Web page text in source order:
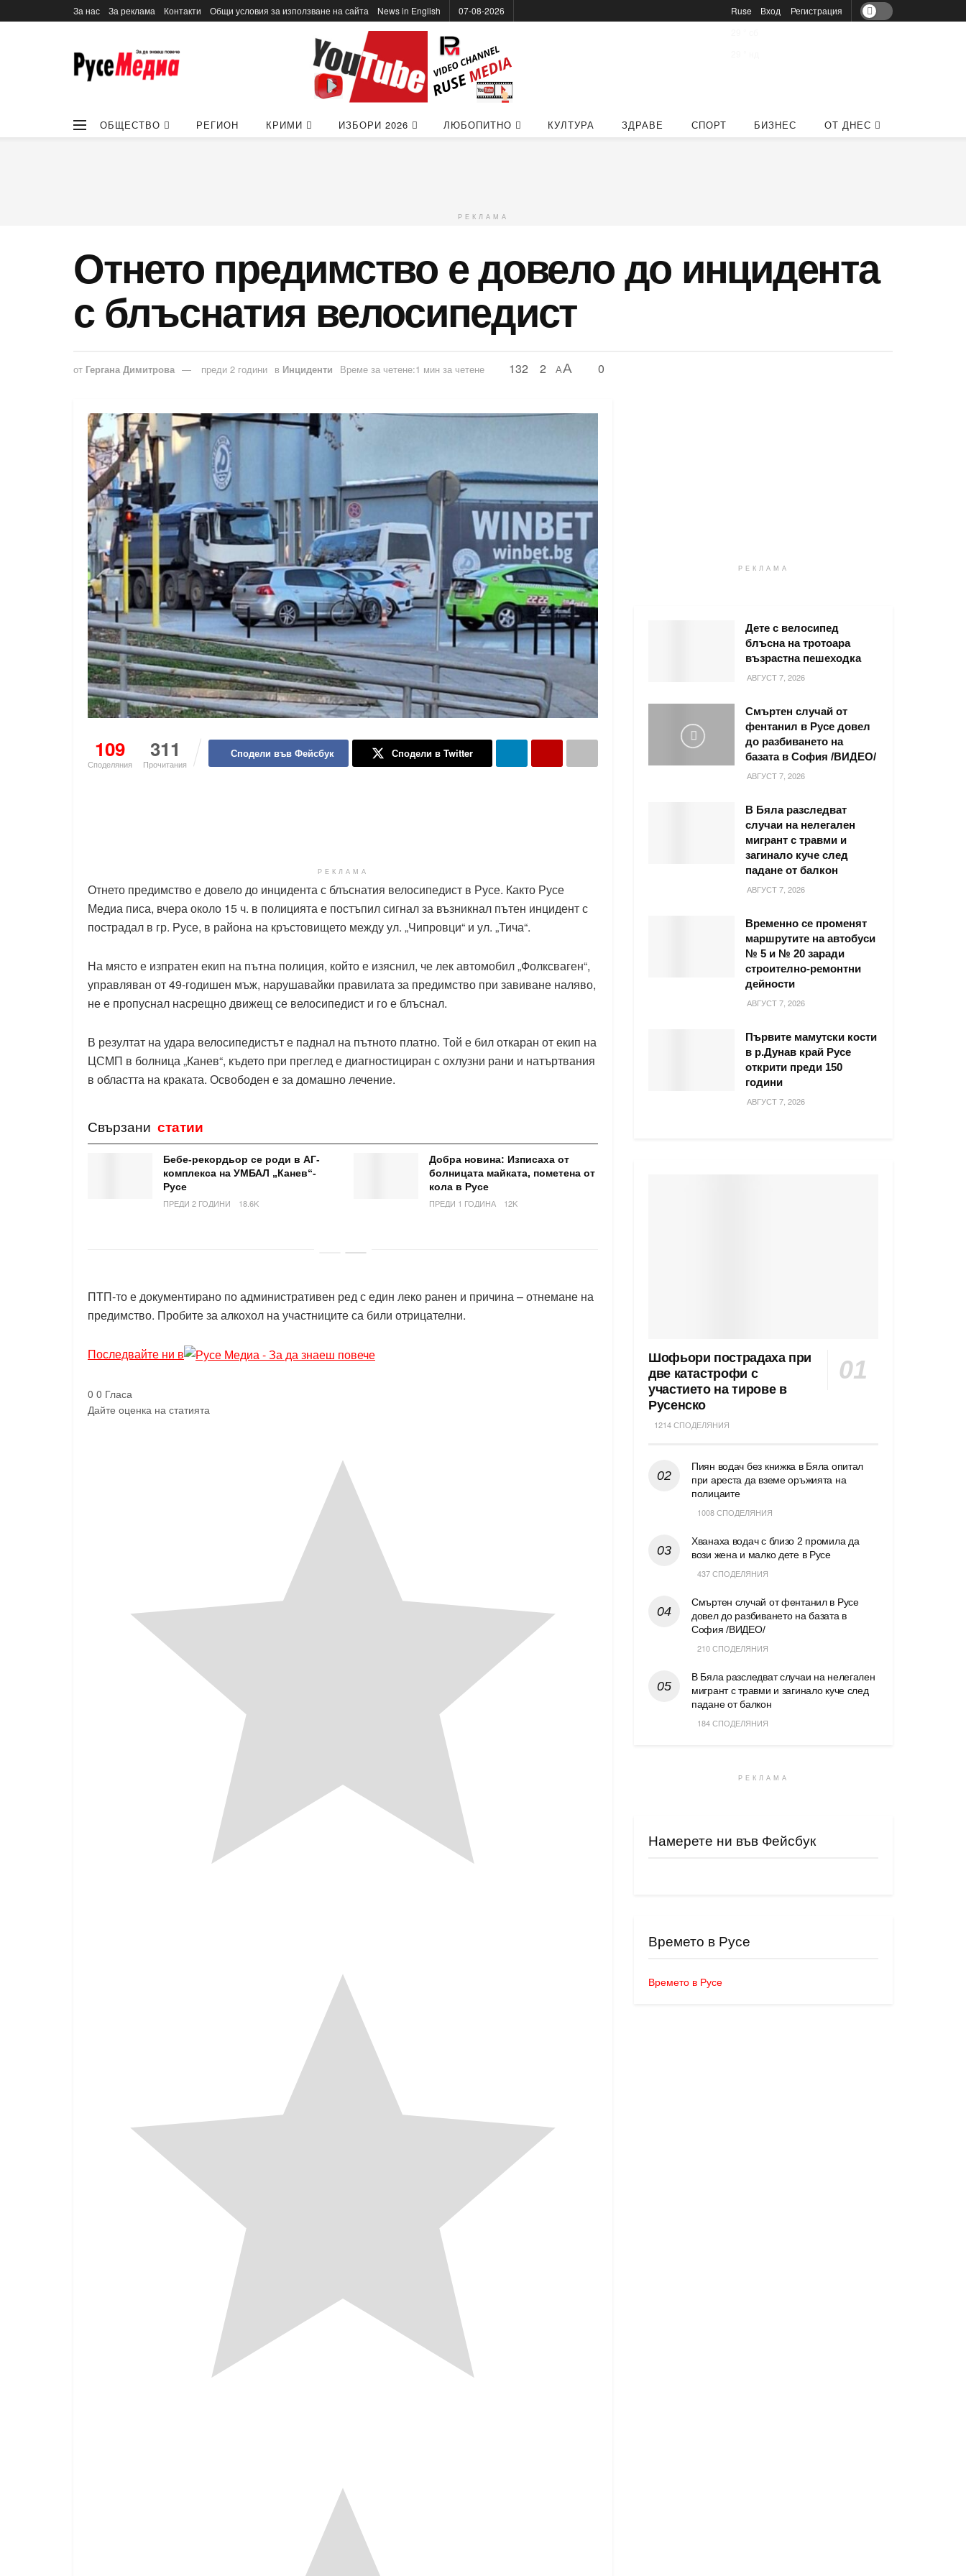
За нас За реклама Контакти Общи условия за използване на сайта News in Еnglish 07-08-2026
Ruse
Вход Регистрация
ОБЩЕСТВО РЕГИОН КРИМИ ИЗБОРИ 2026 ЛЮБОПИТНО КУЛТУРА ЗДРАВЕ СПОРТ БИЗНЕС ОТ ДНЕС
РЕКЛАМА
Отнето предимство е довело до инцидента
с блъснатия велосипедист
от Гергана Димитрова преди 2 години в Инциденти Време за четене:1 мин за четене 132 2 AA 0
109
Споделяния
311
Прочитания
Сподели във Фейсбук Сподели в Twitter
РЕКЛАМА
Отнето предимство е довело до инцидента с блъснатия велосипедист в Русе. Както Русе
Медиа писа, вчера около 15 ч. в полицията е постъпил сигнал за възникнал пътен инцидент с
пострадал в гр. Русе, в района на кръстовището между ул. „Чипровци“ и ул. „Тича“.
На място е изпратен екип на пътна полиция, който е изяснил, че лек автомобил „Фолксваген“,
управляван от 49-годишен мъж, нарушавайки правилата за предимство при завиване наляво,
не е пропуснал насрещно движещ се велосипедист и го е блъснал.
В резултат на удара велосипедистът е паднал на пътното платно. Той е бил откаран от екип на
ЦСМП в болница „Канев“, където при преглед е диагностициран с охлузни рани и натъртвания
в областта на краката. Освободен е за домашно лечение.
Свързани статии
Бебе-рекордьор се роди в АГ-
комплекса на УМБАЛ „Канев“-
Русе
ПРЕДИ 2 ГОДИНИ
18.6K
Добра новина: Изписаха от
болницата майката, пометена от
кола в Русе
ПРЕДИ 1 ГОДИНА
12K
ПТП-то е документирано по административен ред с един леко ранен и причина – отнемане на
предимство. Пробите за алкохол на участниците са били отрицателни.
Последвайте ни в
0 0 Гласа
Дайте оценка на статията
РЕКЛАМА
Дете с велосипед
блъсна на тротоара
възрастна пешеходка
АВГУСТ 7, 2026
Смъртен случай от
фентанил в Русе довел
до разбиването на
базата в София /ВИДЕО/
АВГУСТ 7, 2026
В Бяла разследват
случаи на нелегален
мигрант с травми и
загинало куче след
падане от балкон
АВГУСТ 7, 2026
Временно се променят
маршрутите на автобуси
№ 5 и № 20 заради
строително-ремонтни
дейности
АВГУСТ 7, 2026
Първите мамутски кости
в р.Дунав край Русе
открити преди 150
години
АВГУСТ 7, 2026
Шофьори пострадаха при
две катастрофи с
участието на тирове в
Русенско
1214 СПОДЕЛЯНИЯ
Пиян водач без книжка в Бяла опитал
при ареста да вземе оръжията на
полицаите
1008 СПОДЕЛЯНИЯ
Хванаха водач с близо 2 промила да
вози жена и малко дете в Русе
437 СПОДЕЛЯНИЯ
Смъртен случай от фентанил в Русе
довел до разбиването на базата в
София /ВИДЕО/
210 СПОДЕЛЯНИЯ
В Бяла разследват случаи на нелегален
мигрант с травми и загинало куче след
падане от балкон
184 СПОДЕЛЯНИЯ
РЕКЛАМА
Намерете ни във Фейсбук
Времето в Русе
Времето в Русе